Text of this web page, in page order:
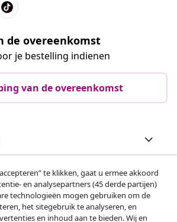
de overeenkomst
je bestelling indienen
van de overeenkomst
te klikken, gaat u ermee akkoord
en analysepartners (45 derde partijen)
technologieën mogen gebruiken om de
het sitegebruik te analyseren, en
en inhoud aan te bieden. Wij en